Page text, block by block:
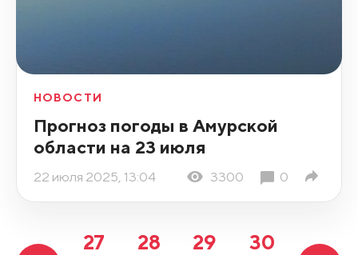
НОВОСТИ
Прогноз погоды в Амурской
области на 23 июля
22 июля 2025, 13:04 3300 0
27 28 29
30